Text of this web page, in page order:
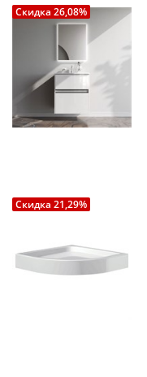
Скидка 26,08%
Скидка 21,29%